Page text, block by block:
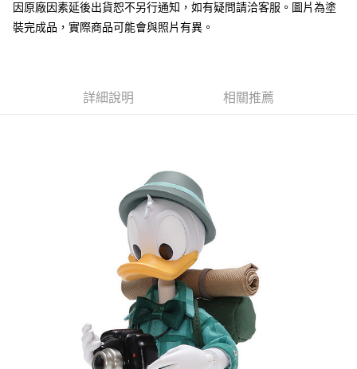
大哥付你分期
相關說明
流程，驗證手機門號後，選擇欲分期的期數、繳款截止日，確認付款後即完
1.分期款項不併入電信帳單，「大哥付你分期」於每月結算日後寄送繳費提
2.透過簡訊連結打開帳單後，可選擇「超商條碼／台灣大直營門市／銀行轉
帳／街口支付／iPASS MONEY」等通路繳費。
1.本服務係由「台灣大哥大股份有限公司」（以下簡稱本公司）所提供，讓
用戶於交易時，得透過本服務購買商品或服務，並由商店將買賣／分期付款
買賣價金債權讓與本公司後，依約使用本公司帳單繳交帳款。
2.基於同意付款使用「大哥付你分期」之契約關係目的，商店將以您的個人
資料（包含姓名、電話或地址）提供予台灣大哥大進項蒐集、處理及利用，
由本公司與您本人進行分期帳單所需資料之確認、核對及更正。
3.完整用戶服務條款，請詳閱以下連結：
https://oppay.tw/userRule
每筆NT$90，滿NT$3,000(含以上)免運費
預購-7-11取貨付款(舊)
每筆NT$90，滿NT$3,000(含以上)免運費
預購-付款後7-11取貨(舊)
每筆NT$90，滿NT$3,000(含以上)免運費
每筆NT$120，滿NT$3,000(含以上)免運費
因原廠因素延後出貨恕不另行通知，如有疑問請洽客服。圖片為塗
裝完成品，實際商品可能會與照片有異。
詳細說明 相關推薦